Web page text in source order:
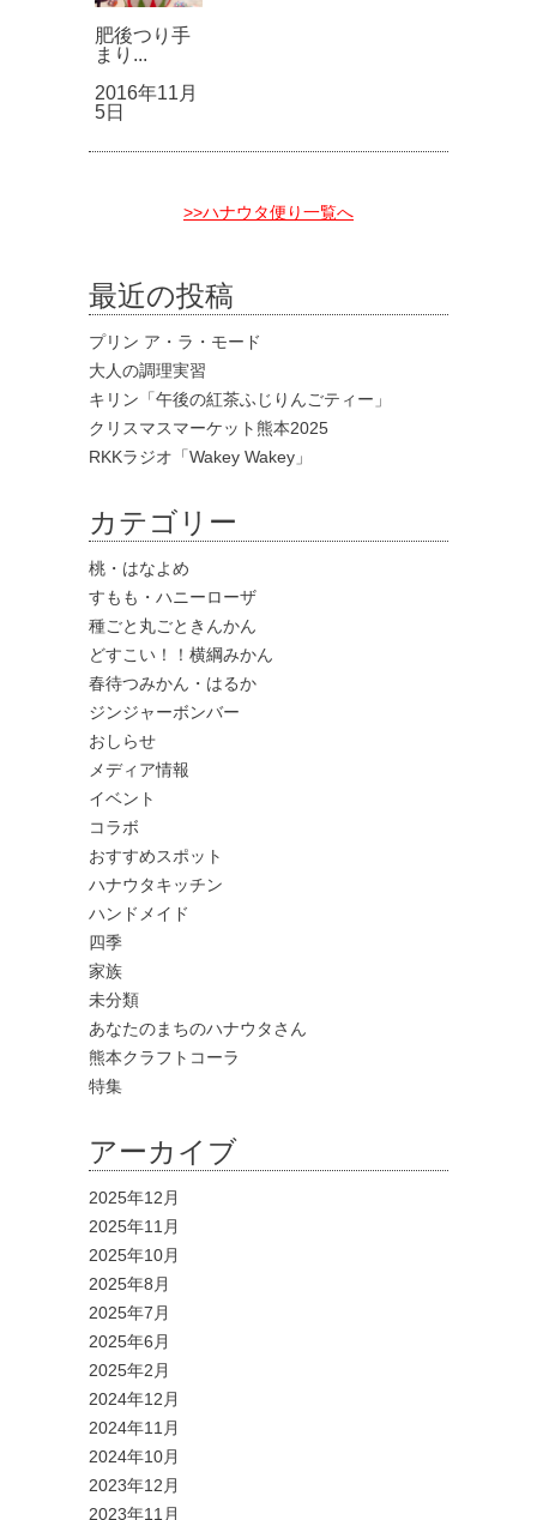
肥後つり手
まり...
2016年11月
5日
>>ハナウタ便り一覧へ
最近の投稿
プリン ア・ラ・モード
大人の調理実習
キリン「午後の紅茶ふじりんごティー」
クリスマスマーケット熊本2025
RKKラジオ「Wakey Wakey」
カテゴリー
桃・はなよめ
すもも・ハニーローザ
種ごと丸ごときんかん
どすこい！！横綱みかん
春待つみかん・はるか
ジンジャーボンバー
おしらせ
メディア情報
イベント
コラボ
おすすめスポット
ハナウタキッチン
ハンドメイド
四季
家族
未分類
あなたのまちのハナウタさん
熊本クラフトコーラ
特集
アーカイブ
2025年12月
2025年11月
2025年10月
2025年8月
2025年7月
2025年6月
2025年2月
2024年12月
2024年11月
2024年10月
2023年12月
2023年11月